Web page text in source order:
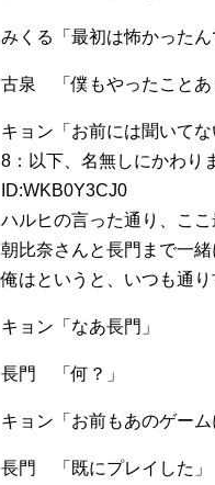
みくる「最初は怖かった
古泉 「僕もやったことあ
キョン「お前には聞いてな
8：以下、名無しにかわり
ID:WKB0Y3CJ0
ハルヒの言った通り、こ
朝比奈さんと長門まで一
俺はというと、いつも通
キョン「なあ長門」
長門 「何？」
キョン「お前もあのゲーム
長門 「既にプレイした」